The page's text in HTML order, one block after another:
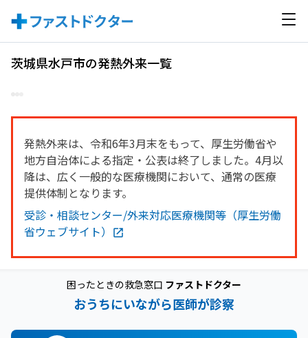
茨城県水戸市の発熱外来一覧
発熱外来は、令和6年3月末をもって、厚生労働省や
地方自治体による指定・公表は終了しました。4月以
降は、広く一般的な医療機関において、通常の医療
提供体制となります。
受診・相談センター/外来対応医療機関等（厚生労働
省ウェブサイト）
困ったときの救急窓口 ファストドクター
おうちにいながら医師が診察